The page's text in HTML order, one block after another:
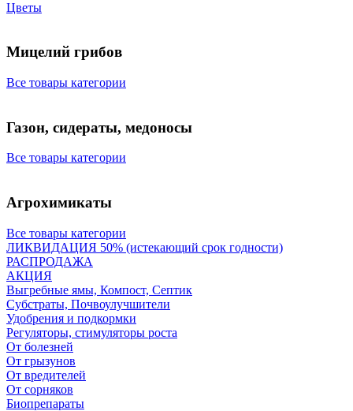
Цветы
Мицелий грибов
Все товары категории
Газон, сидераты, медоносы
Все товары категории
Агрохимикаты
Все товары категории
ЛИКВИДАЦИЯ 50% (истекающий срок годности)
РАСПРОДАЖА
АКЦИЯ
Выгребные ямы, Компост, Септик
Субстраты, Почвоулучшители
Удобрения и подкормки
Регуляторы, стимуляторы роста
От болезней
От грызунов
От вредителей
От сорняков
Биопрепараты